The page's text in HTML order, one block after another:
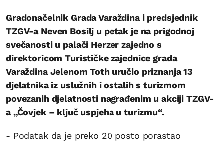
Gradonačelnik Grada Varaždina i predsjednik
TZGV-a Neven Bosilj u petak je na prigodnoj
svečanosti u palači Herzer zajedno s
direktoricom Turističke zajednice grada
Varaždina Jelenom Toth uručio priznanja 13
djelatnika iz uslužnih i ostalih s turizmom
povezanih djelatnosti nagrađenim u akciji TZGV-
a „Čovjek – ključ uspjeha u turizmu“.
- Podatak da je preko 20 posto porastao